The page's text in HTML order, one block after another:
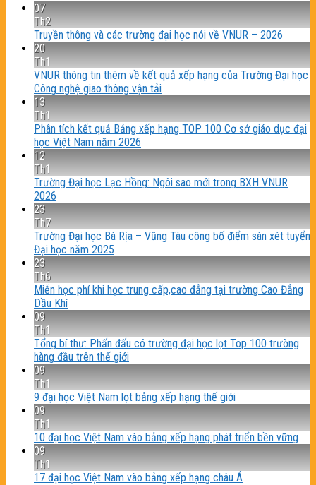
07
Th2
Truyền thông và các trường đại học nói về VNUR – 2026
20
Th1
VNUR thông tin thêm về kết quả xếp hạng của Trường Đại học
Công nghệ giao thông vận tải
13
Th1
Phân tích kết quả Bảng xếp hạng TOP 100 Cơ sở giáo dục đại
học Việt Nam năm 2026
12
Th1
Trường Đại học Lạc Hồng: Ngôi sao mới trong BXH VNUR
2026
23
Th7
Trường Đại học Bà Rịa – Vũng Tàu công bố điểm sàn xét tuyển
Đại học năm 2025
23
Th6
Miễn học phí khi học trung cấp,cao đẳng tại trường Cao Đẳng
Dầu Khí
09
Th1
Tổng bí thư: Phấn đấu có trường đại học lọt Top 100 trường
hàng đầu trên thế giới
09
Th1
9 đại học Việt Nam lọt bảng xếp hạng thế giới
09
Th1
10 đại học Việt Nam vào bảng xếp hạng phát triển bền vững
09
Th1
17 đại học Việt Nam vào bảng xếp hạng châu Á